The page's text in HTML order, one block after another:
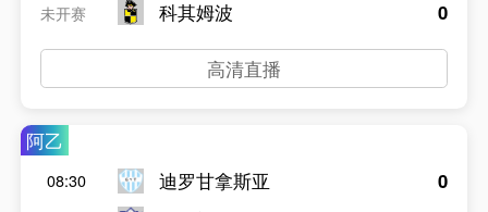
未开赛
科其姆波
0
高清直播
阿乙
08:30
迪罗甘拿斯亚
0